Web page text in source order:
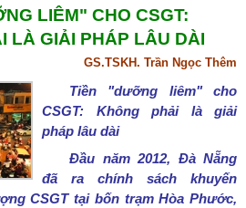
LIÊM" CHO CSGT:
LÀ GIẢI PHÁP LÂU DÀI
GS.TSKH. Trần Ngọc Thêm
Tiền "dưỡng liêm" cho
CSGT: Không phải là giải
pháp lâu dài
Đầu năm 2012, Đà Nẵng
đã ra chính sách khuyến
CSGT tại bốn trạm Hòa Phước,